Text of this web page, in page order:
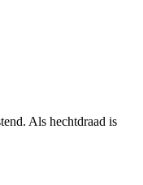
Als hechtdraad is